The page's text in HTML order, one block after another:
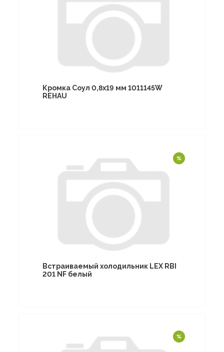
Кромка Соул 0,8х19 мм 1011145W
REHAU
Встраиваемый холодильник LEX RBI
201 NF белый